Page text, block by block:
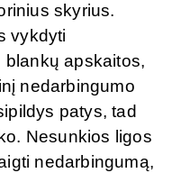
skyrius.
vykdyti
blankų apskaitos,
nedarbingumo
patys, tad
Nesunkios ligos
nedarbingumą,